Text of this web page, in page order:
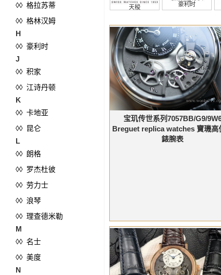
◊◊ 格拉苏蒂
◊◊ 格林汉姆
H
◊◊ 豪利时
J
◊◊ 积家
◊◊ 江诗丹顿
K
◊◊ 卡地亚
◊◊ 昆仑
L
◊◊ 朗格
◊◊ 罗杰杜彼
◊◊ 劳力士
◊◊ 浪琴
◊◊ 理查德米勒
M
◊◊ 名士
◊◊ 美度
N
天梭 豪利时
宝玑传世系列7057BB/G9/
Breguet replica watches 寶璣高
錶腕表